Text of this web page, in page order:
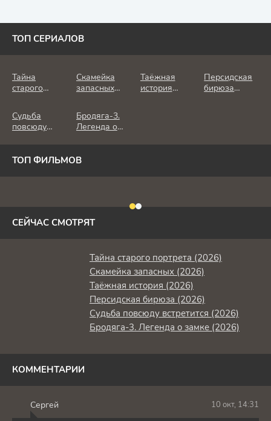
ТОП СЕРИАЛОВ
Тайна
старого
(2026)
Скамейка
запасных
Таёжная
история
Персидская
бирюза
Судьба
повсюду
(2026)
Бродяга-3.
Легенда о
ТОП ФИЛЬМОВ
СЕЙЧАС СМОТРЯТ
Тайна старого портрета (2026)
Скамейка запасных (2026)
Таёжная история (2026)
Персидская бирюза (2026)
Судьба повсюду встретится (2026)
Бродяга-3. Легенда о замке (2026)
КОММЕНТАРИИ
Сергей 10 окт, 14:31